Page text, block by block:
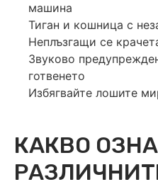
машина
Тиган и кошница с
Неплъзгащи се
Звуково
готвенето
Избягвайте лошите
КАКВО